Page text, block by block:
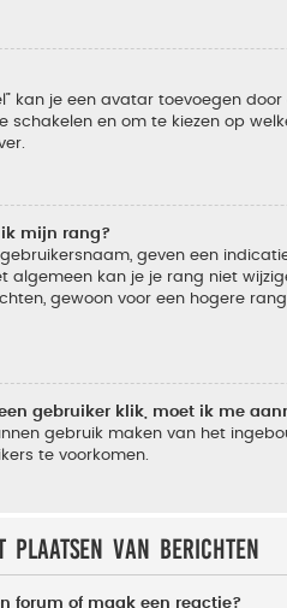
kan je een avatar toevoegen
schakelen en om te kiezen op
mijn rang?
gebruikersnaam, geven een
algemeen kan je je rang niet
gewoon voor een hogere
gebruiker klik, moet ik me
gebruik maken van het
te voorkomen.
plaatsen van berichten
forum of maak een reactie?